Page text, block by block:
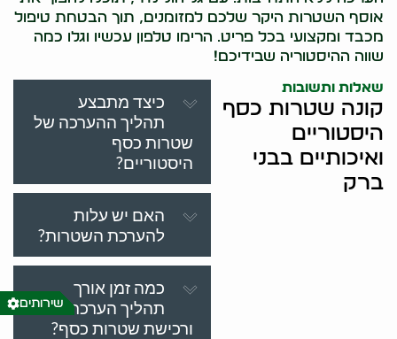
אוסף השטרות היקר שלכם למזומנים, תוך הבטחת טיפול
מכבד ומקצועי בכל פריט. הרימו טלפון עכשיו וגלו כמה
שווה ההיסטוריה שבידיכם!
שאלות ותשובות
קונה שטרות כסף
היסטוריים
ואיכותיים בבני
ברק
כיצד מתבצע
תהליך ההערכה של
שטרות כסף
היסטוריים?
האם יש עלות
להערכת השטרות?
כמה זמן אורך
תהליך הערכת
ורכישת שטרות כסף?
שירותים